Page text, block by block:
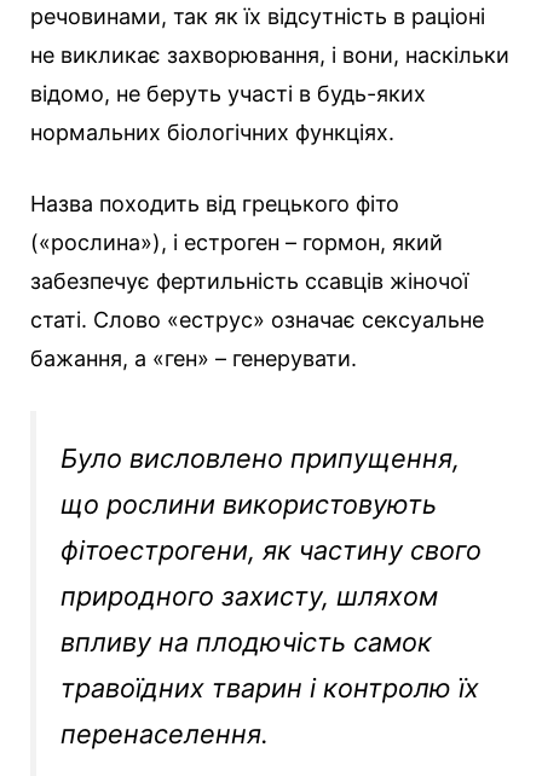
речовинами, так як їх відсутність в раціоні
не викликає захворювання, і вони, наскільки
відомо, не беруть участі в будь-яких
нормальних біологічних функціях.
Назва походить від грецького фіто
(«рослина»), і естроген – гормон, який
забезпечує фертильність ссавців жіночої
статі. Слово «еструс» означає сексуальне
бажання, а «ген» – генерувати.
Було висловлено припущення,
що рослини використовують
фітоестрогени, як частину свого
природного захисту, шляхом
впливу на плодючість самок
травоїдних тварин і контролю їх
перенаселення.